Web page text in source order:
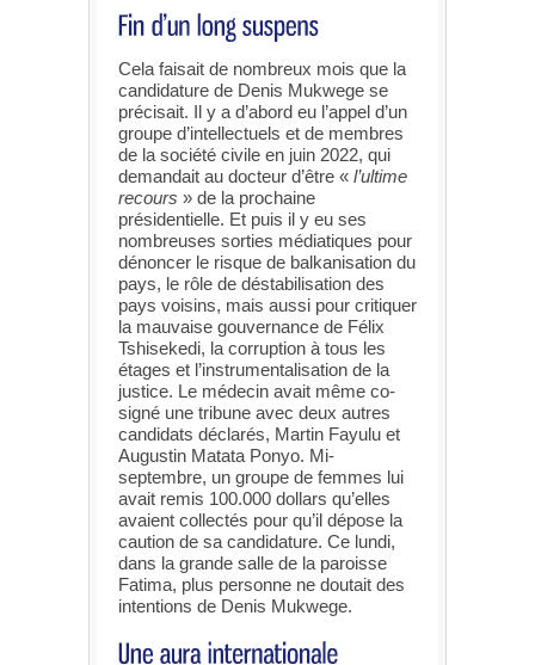
Cela faisait de nombreux mois que la
candidature de Denis Mukwege se
précisait. Il y a d’abord eu l’appel d’un
groupe d’intellectuels et de membres
de la société civile en juin 2022, qui
demandait au docteur d’être « l’ultime
recours » de la prochaine
présidentielle. Et puis il y eu ses
nombreuses sorties médiatiques pour
dénoncer le risque de balkanisation du
pays, le rôle de déstabilisation des
pays voisins, mais aussi pour critiquer
la mauvaise gouvernance de Félix
Tshisekedi, la corruption à tous les
étages et l’instrumentalisation de la
justice. Le médecin avait même co-
signé une tribune avec deux autres
candidats déclarés, Martin Fayulu et
Augustin Matata Ponyo. Mi-
septembre, un groupe de femmes lui
avait remis 100.000 dollars qu’elles
avaient collectés pour qu’il dépose la
caution de sa candidature. Ce lundi,
dans la grande salle de la paroisse
Fatima, plus personne ne doutait des
intentions de Denis Mukwege.